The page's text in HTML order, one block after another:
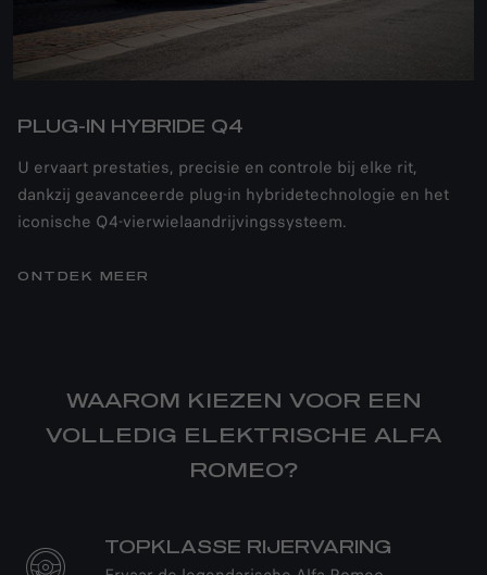
PLUG-IN HYBRIDE Q4
U ervaart prestaties, precisie en controle bij elke rit,
dankzij geavanceerde plug-in hybridetechnologie en het
iconische Q4-vierwielaandrijvingssysteem.
ONTDEK MEER
WAAROM KIEZEN VOOR EEN
VOLLEDIG ELEKTRISCHE ALFA
ROMEO?
TOPKLASSE RIJERVARING